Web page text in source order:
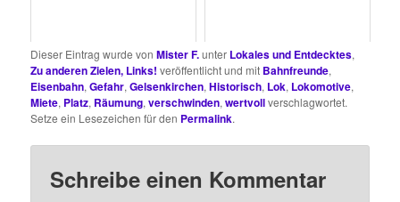
Dieser Eintrag wurde vonMister F.unter Lokales und Entdecktes,
Zu anderen Zielen, Links! veröffentlicht und mit Bahnfreunde,
Eisenbahn,Gefahr,Gelsenkirchen,Historisch, Lok, Lokomotive,
Miete, Platz, Räumung,verschwinden,wertvollverschlagwortet.
Setze ein Lesezeichen für den Permalink.
Schreibe einen Kommentar